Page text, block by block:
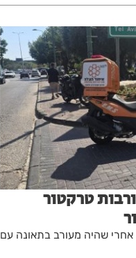
טרקטור
אחרי שהיה מעורב בתאונה עם